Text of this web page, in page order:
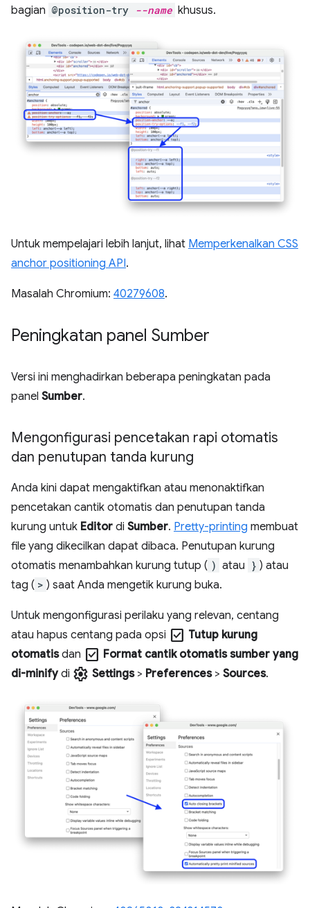
bagian @position-try --name khusus.
Untuk mempelajari lebih lanjut, lihat Memperkenalkan CSS
anchor positioning API.
Masalah Chromium: 40279608.
Peningkatan panel Sumber
Versi ini menghadirkan beberapa peningkatan pada
panel Sumber.
Mengonfigurasi pencetakan rapi otomatis
dan penutupan tanda kurung
Anda kini dapat mengaktifkan atau menonaktifkan
pencetakan cantik otomatis dan penutupan tanda
kurung untuk Editor di Sumber. Pretty-printing membuat
file yang dikecilkan dapat dibaca. Penutupan kurung
otomatis menambahkan kurung tutup ( ) atau } ) atau
tag ( > ) saat Anda mengetik kurung buka.
Untuk mengonfigurasi perilaku yang relevan, centang
atau hapus centang pada opsi check_box Tutup kurung
otomatisdan check_box Format cantik otomatis sumber yang
di-minifydi settings Settings> Preferences> Sources.